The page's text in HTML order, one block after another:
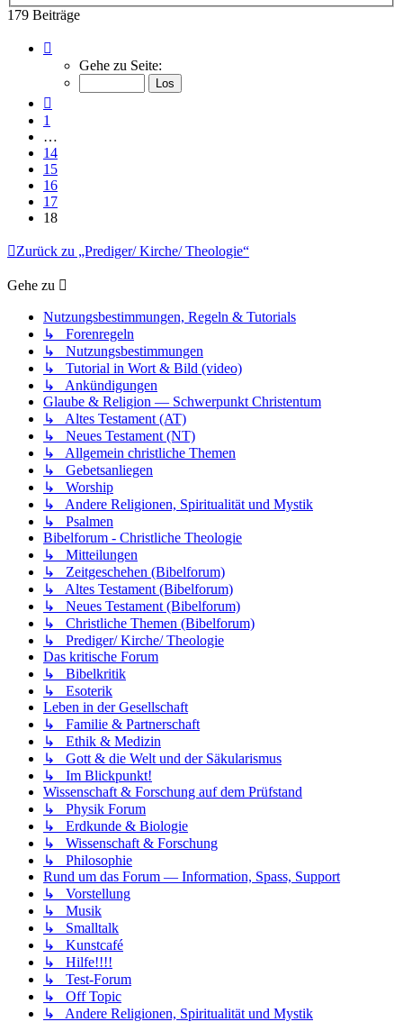
179 Beiträge
18
von
Gehe zu Seite:
1
…
14
15
16
17
18
Zurück zu „Prediger/ Kirche/ Theologie“
Gehe zu
Nutzungsbestimmungen, Regeln & Tutorials
↳ Forenregeln
↳ Nutzungsbestimmungen
↳ Tutorial in Wort & Bild (video)
↳ Ankündigungen
Glaube & Religion — Schwerpunkt Christentum
↳ Altes Testament (AT)
↳ Neues Testament (NT)
↳ Allgemein christliche Themen
↳ Gebetsanliegen
↳ Worship
↳ Andere Religionen, Spiritualität und Mystik
↳ Psalmen
Bibelforum - Christliche Theologie
↳ Mitteilungen
↳ Zeitgeschehen (Bibelforum)
↳ Altes Testament (Bibelforum)
↳ Neues Testament (Bibelforum)
↳ Christliche Themen (Bibelforum)
↳ Prediger/ Kirche/ Theologie
Das kritische Forum
↳ Bibelkritik
↳ Esoterik
Leben in der Gesellschaft
↳ Familie & Partnerschaft
↳ Ethik & Medizin
↳ Gott & die Welt und der Säkularismus
↳ Im Blickpunkt!
Wissenschaft & Forschung auf dem Prüfstand
↳ Physik Forum
↳ Erdkunde & Biologie
↳ Wissenschaft & Forschung
↳ Philosophie
Rund um das Forum — Information, Spass, Support
↳ Vorstellung
↳ Musik
↳ Smalltalk
↳ Kunstcafé
↳ Hilfe!!!!
↳ Test-Forum
↳ Off Topic
↳ Andere Religionen, Spiritualität und Mystik